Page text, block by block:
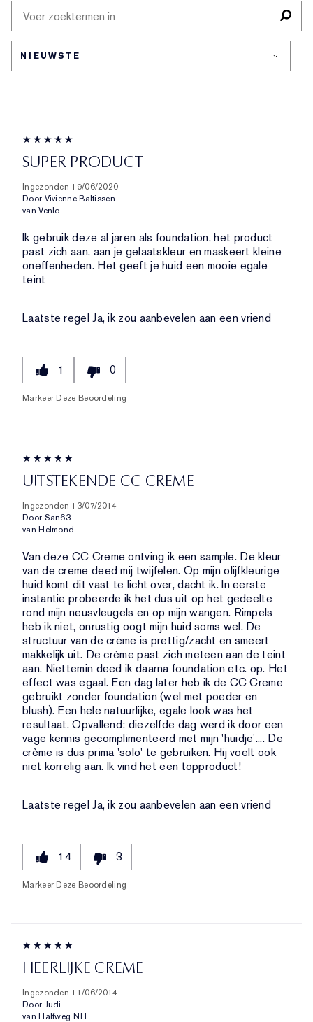
HUIDZORG
SUPER PRODUCT
Ingezonden 19/06/2020
Door Vivienne Baltissen
van Venlo
Ik gebruik deze al jaren als foundation, het product
past zich aan, aan je gelaatskleur en maskeert kleine
oneffenheden. Het geeft je huid een mooie egale
teint
Laatste regelJa, ik zou aanbevelen aan een vriend
1 0
Markeer Deze Beoordeling
UITSTEKENDE CC CREME
Ingezonden 13/07/2014
Door San63
van Helmond
Van deze CC Creme ontving ik een sample. De kleur
van de creme deed mij twijfelen. Op mijn olijfkleurige
huid komt dit vast te licht over, dacht ik. In eerste
instantie probeerde ik het dus uit op het gedeelte
rond mijn neusvleugels en op mijn wangen. Rimpels
heb ik niet, onrustig oogt mijn huid soms wel. De
structuur van de crème is prettig/zacht en smeert
makkelijk uit. De crème past zich meteen aan de teint
aan. Niettemin deed ik daarna foundation etc. op. Het
effect was egaal. Een dag later heb ik de CC Creme
gebruikt zonder foundation (wel met poeder en
blush). Een hele natuurlijke, egale look was het
resultaat. Opvallend: diezelfde dag werd ik door een
vage kennis gecomplimenteerd met mijn 'huidje'.... De
crème is dus prima 'solo' te gebruiken. Hij voelt ook
niet korrelig aan. Ik vind het een topproduct!
Laatste regelJa, ik zou aanbevelen aan een vriend
14 3
Markeer Deze Beoordeling
HEERLIJKE CREME
Ingezonden 11/06/2014
Door Judi
van Halfweg NH